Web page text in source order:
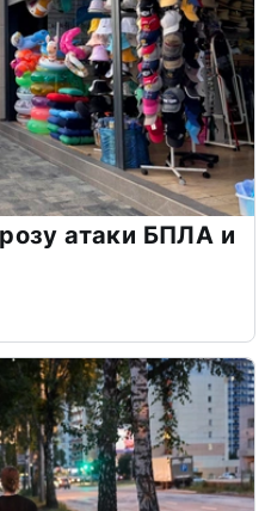
атаки БПЛА и